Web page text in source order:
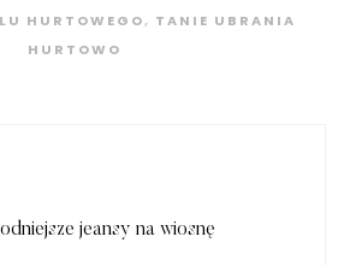
HURTOWEGO, TANIE UBRANIA
HURTOWO
jeansy na wiosnę